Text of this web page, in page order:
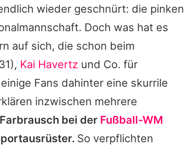
Richtlinien
wieder geschnürt: die pinken
Doch was hat es
auf sich, die schon beim
Kai Havertz und Co. für
Fans dahinter eine skurrile
inzwischen mehrere
bei der Fußball-WM
So verpflichten